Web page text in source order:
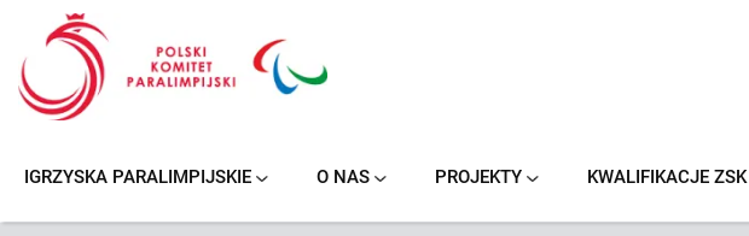
treści
IGRZYSKA PARALIMPIJSKIE O NAS PROJEKTY KWALIFIKACJE ZSK